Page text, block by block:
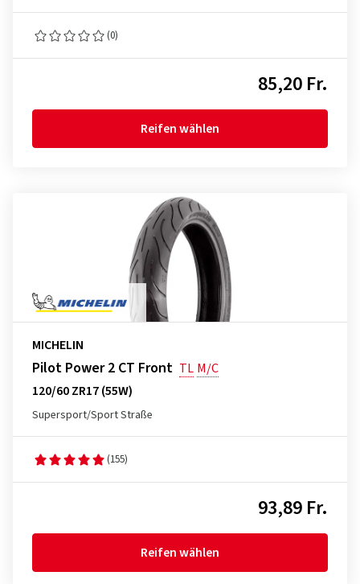
(0)
85,20 Fr.
Reifen wählen
MICHELIN
Pilot Power 2 CT Front TL M/C
120/60 ZR17 (55W)
Supersport/Sport Straße
(155)
93,89 Fr.
Reifen wählen